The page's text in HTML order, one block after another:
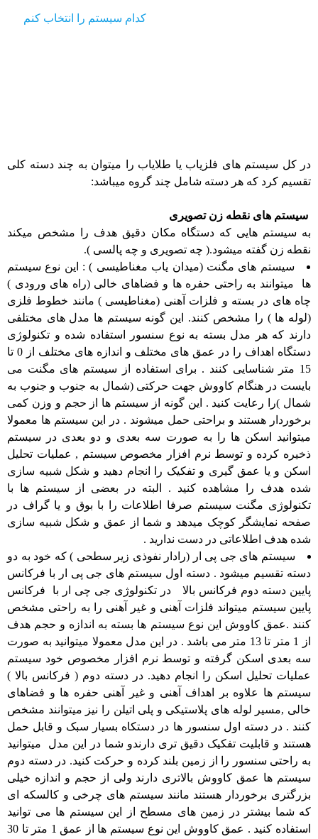
کدام سیستم را انتخاب کنم
در کل سیستم های فلزیاب یا طلایاب را میتوان به چند دسته کلی
تقسیم کرد که هر دسته شامل چند گروه میباشد:
سیستم های نقطه زن تصویری
به سیستم هایی که دستگاه مکان دقیق هدف را مشخص میکند
نقطه زن گفته میشود.( چه تصویری و چه پالسی ).
سیستم های مگنت (میدان یاب مغناطیسی ) : این نوع سیستم
ها میتوانند به راحتی حفره ها و فضاهای خالی (راه های ورودی )
چاه های در بسته و فلزات آهنی (مغناطیسی ) مانند خطوط فلزی
(لوله ها ) را مشخص کنند. این گونه سیستم ها مدل های مختلفی
دارند که هر مدل بسته به نوع سنسور استفاده شده و تکنولوژی
دستگاه اهداف را در عمق های مختلف و اندازه های مختلف از 0 تا
15 متر شناسایی کنند . برای استفاده از سیستم های مگنت می
بایست در هنگام کاووش جهت حرکتی (شمال به جنوب و جنوب به
شمال )را رعایت کنید . این گونه از سیستم ها از حجم و وزن کمی
برخوردار هستند و براحتی حمل میشوند . در این سیستم ها معمولا
میتوانید اسکن ها را به صورت سه بعدی و دو بعدی در سیستم
ذخیره کرده و توسط نرم افزار مخصوص سیستم , عملیات تحلیل
اسکن و یا عمق گیری و تفکیک را انجام دهید و شکل شبیه سازی
شده هدف را مشاهده کنید . البته در بعضی از سیستم ها با
تکنولوژی مگنت سیستم صرفا اطلاعات را با بوق و یا گراف در
صفحه نمایشگر کوچک میدهد و شما از عمق و شکل شبیه سازی
شده هدف اطلاعاتی در دست ندارید .
سیستم های جی پی ار (رادار نفوذی زیر سطحی ) که خود به دو
دسته تقسیم میشود . دسته اول سیستم های جی پی ار با فرکانس
پایین دسته دوم فرکانس بالا در تکنولوژی جی چی ار با فرکانس
پایین سیستم میتواند فلزات آهنی و غیر آهنی را به راحتی مشخص
کنند .عمق کاووش این نوع سیستم ها بسته به اندازه و حجم هدف
از 1 متر تا 13 متر می باشد . در این مدل معمولا میتوانید به صورت
سه بعدی اسکن گرفته و توسط نرم افزار مخصوص خود سیستم
عملیات تحلیل اسکن را انجام دهید. در دسته دوم ( فرکانس بالا )
سیستم ها علاوه بر اهداف آهنی و غیر آهنی حفره ها و فضاهای
خالی ,مسیر لوله های پلاستیکی و پلی اتیلن را نیز میتوانند مشخص
کنند . در دسته اول سنسور ها در دستکاه بسیار سبک و قابل حمل
هستند و قابلیت تفکیک دقیق تری دارندو شما در این مدل میتوانید
به راحتی سنسور را از زمین بلند کرده و حرکت کنید. در دسته دوم
سیستم ها عمق کاووش بالاتری دارند ولی از حجم و اندازه خیلی
بزرگتری برخوردار هستند مانند سیستم های چرخی و کالسکه ای
که شما بیشتر در زمین های مسطح از این سیستم ها می توانید
استفاده کنید . عمق کاووش این نوع سیستم ها از عمق 1 متر تا 30